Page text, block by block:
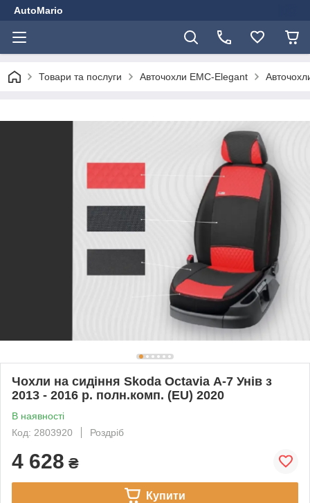
AutoMario
Товари та послуги Авточохли EMC-Elegant
Чохли на сидіння Skoda Octavia А-7 Унів з
2013 - 2016 р. полн.комп. (EU) 2020
В наявності
Код: 2803920
Роздріб
4 628 ₴
Купити